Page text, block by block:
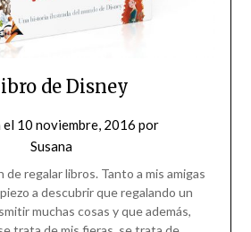
de Disney
el 10 noviembre, 2016 por
Susana
de regalar libros. Tanto a mis amigas
a descubrir que regalando un
muchas cosas y que además,